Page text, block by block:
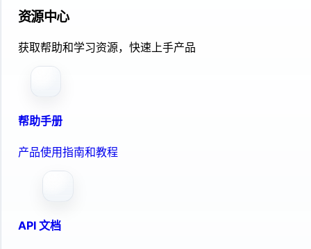
资源中心
获取帮助和学习资源，快速上手产品
帮助手册
产品使用指南和教程
API 文档